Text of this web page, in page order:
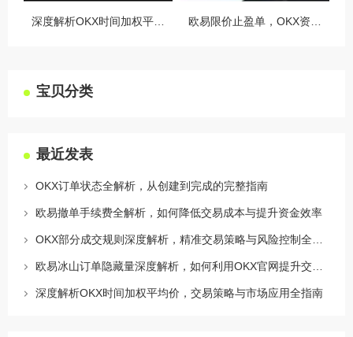
宝贝分类
最近发表
OKX订单状态全解析，从创建到完成的完整指南
欧易撤单手续费全解析，如何降低交易成本与提升资金效率
深度解析OKX时间加权平均价，交易策略与市场应用全指南